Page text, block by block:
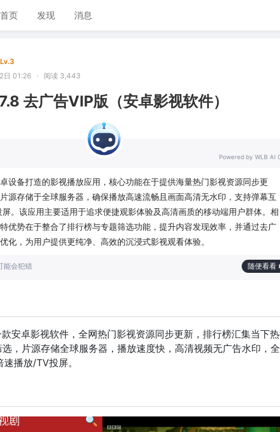
首页 发现 消息
Lv.3
日 01:26
· 阅读 3,443
去广告VIP版（安卓影视软件）
Powered by WLB AI
设备打造的影视播放应用，核心功能在于提供海量热门影视资源同步更
源存储于全球服务器，确保播放高速流畅且画面高清无水印，支持弹幕互
。该应用主要适用于追求便捷观影体验及高清画质的移动端用户群体。相
优势在于整合了排行榜与专题筛选功能，提升内容发现效率，并通过去广
化，为用户提供更纯净、高效的沉浸式影视观看体验。
能会犯错 随便看看
安卓影视软件，全网热门影视资源同步更新，排行榜汇集当下
，片源存储全球服务器，播放速度快，高清视频无广告水印，
播放/TV投屏。